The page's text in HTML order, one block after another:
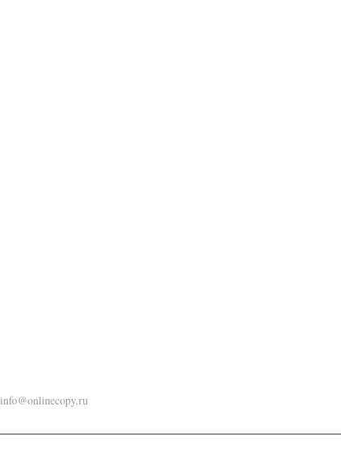
info@onlinecopy.ru